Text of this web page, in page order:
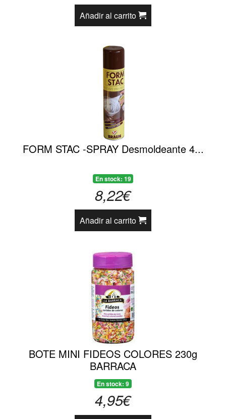
Añadir al carrito
FORM STAC -SPRAY Desmoldeante 4...
En stock: 19
8,22€
Añadir al carrito
BOTE MINI FIDEOS COLORES 230g
BARRACA
En stock: 9
4,95€